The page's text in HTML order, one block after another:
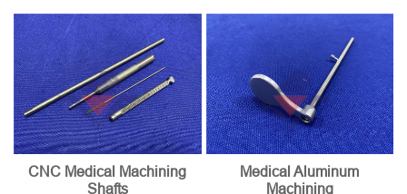
CNC Medical Machining
Shafts
Medical Aluminum
Machining